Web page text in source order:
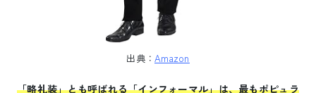
出典：Amazon
「略礼装」とも呼ばれる「インフォーマル」は、最もポピュラ